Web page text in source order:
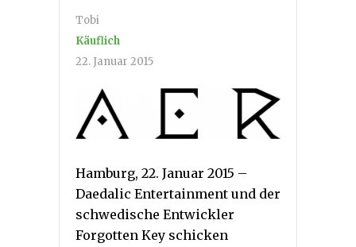
Tobi
Käuflich
22. Januar 2015
Hamburg, 22. Januar 2015 –
Daedalic Entertainment und der
schwedische Entwickler
Forgotten Key schicken